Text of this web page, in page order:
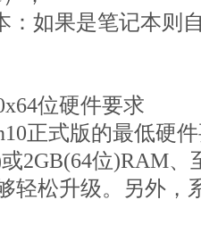
：如果是笔记本则
位硬件要求
式版的最低硬件
2GB(64位)RAM、
轻松升级。另外，